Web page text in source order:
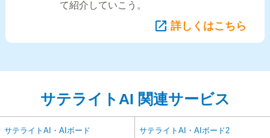
て紹介していこう。
詳しくはこちら
サテライトAI 関連サービス
サテライトAI・AIボード サテライトAI・AIボード2